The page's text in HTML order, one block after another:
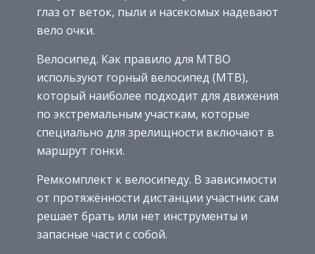
глаз от веток, пыли и насекомых надевают
вело очки.
Велосипед. Как правило для MTBO
используют горный велосипед (MTB),
который наиболее подходит для движения
по экстремальным участкам, которые
специально для зрелищности включают в
маршрут гонки.
Ремкомплект к велосипеду. В зависимости
от протяжённости дистанции участник сам
решает брать или нет инструменты и
запасные части с собой.